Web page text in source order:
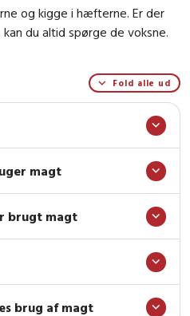
og kigge i hæfterne. Er der
du altid spørge de voksne.
Fold alle ud
magt
brugt magt
brug af magt